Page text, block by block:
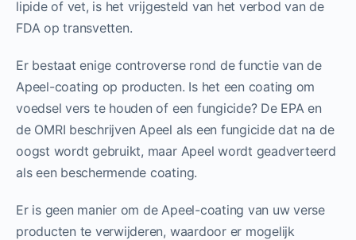
lipide of vet, is het vrijgesteld van het verbod van de
FDA op transvetten.
Er bestaat enige controverse rond de functie van de
Apeel-coating op producten. Is het een coating om
voedsel vers te houden of een fungicide? De EPA en
de OMRI beschrijven Apeel als een fungicide dat na de
oogst wordt gebruikt, maar Apeel wordt geadverteerd
als een beschermende coating.
Er is geen manier om de Apeel-coating van uw verse
producten te verwijderen, waardoor er mogelijk